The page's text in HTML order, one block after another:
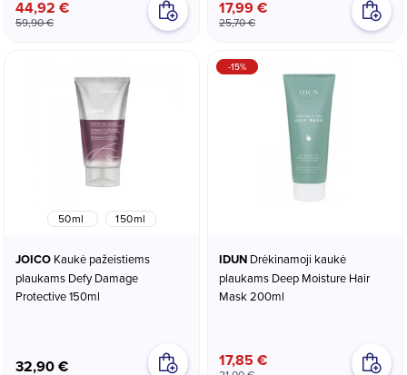
44,92 €
59,90 €
17,99 €
25,70 €
50ml 150ml
JOICO
plaukams Defy Damage
Protective 150ml
32,90 €
IDUN
plaukams Deep Moisture Hair
Mask 200ml
17,85 €
-15%